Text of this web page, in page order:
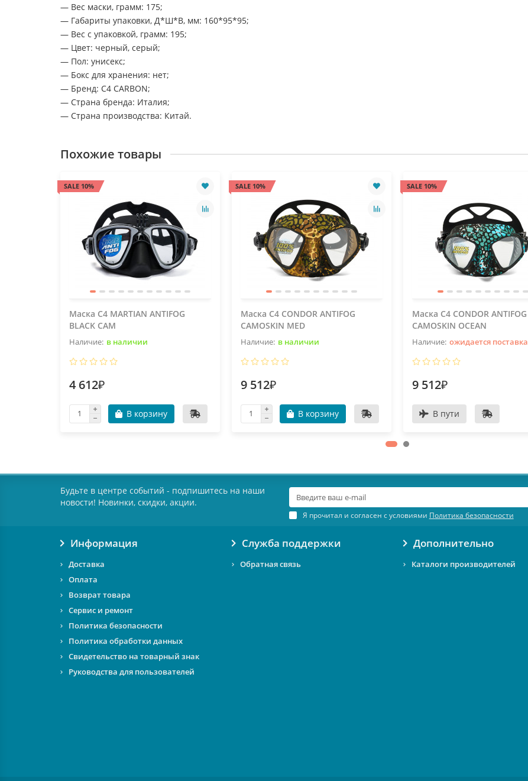
— Вес маски, грамм: 175;
— Габариты упаковки, Д*Ш*В, мм: 160*95*95;
— Вес с упаковкой, грамм: 195;
— Цвет: черный, серый;
— Пол: унисекс;
— Бокс для хранения: нет;
— Бренд: C4 CARBON;
— Страна бренда: Италия;
— Страна производства: Китай.
Похожие товары
SALE 10%
Маска C4 MARTIAN ANTIFOG
BLACK CAM
в наличии
4 612₽
В корзину
SALE 10%
Маска C4 CONDOR ANTIFOG
CAMOSKIN MED
в наличии
9 512₽
В корзину
SALE 10%
Маска C4 CONDOR ANTIFOG
CAMOSKIN OCEAN
ожидается поставка
9 512₽
В пути
Будьте в центре событий - подпишитесь на наши
новости! Новинки, скидки, акции.
Я прочитал и согласен с условиями Политика безопасности
Информация
Доставка
Оплата
Возврат товара
Сервис и ремонт
Политика безопасности
Политика обработки данных
Свидетельство на товарный знак
Руководства для пользователей
Служба поддержки
Обратная связь
Дополнительно
Каталоги производителей